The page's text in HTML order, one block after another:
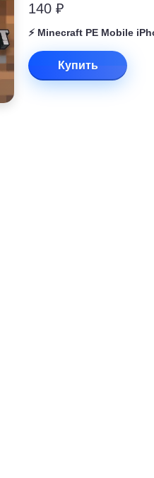
140 ₽
⚡️ Minecraft PE Mobile
Купить